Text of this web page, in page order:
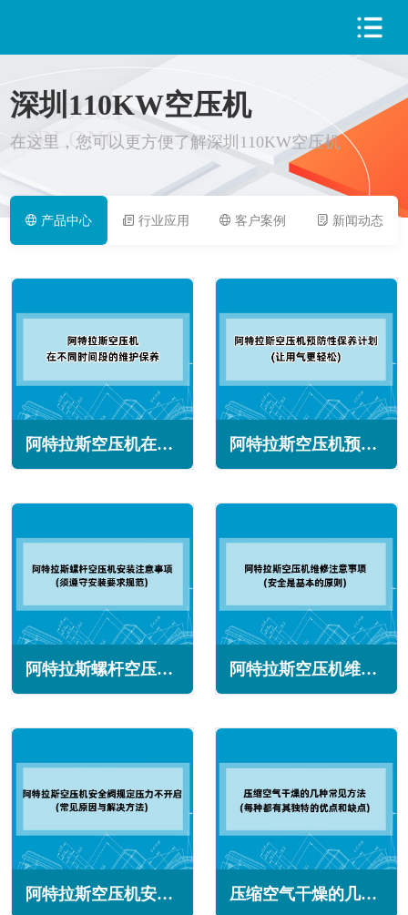
PRODUCT
AIRLONG
深圳110KW空压机
在这里，您可以更方便了解深圳110KW空压机
产品中心 行业应用 客户案例 新闻动态
阿特拉斯空压机在不同时间段的维护保养 阿特拉斯空压机预防性保养计划(让用气更轻松)
阿特拉斯螺杆空压机安装注意事项(须遵守安装要求规范) 阿特拉斯空压机维修注意事项(安全是基本的原则)
阿特拉斯空压机安全阀规定压力不开启(常见原因与解决方法) 压缩空气干燥的几种常见方法(每种都有其独特的优点和缺点)